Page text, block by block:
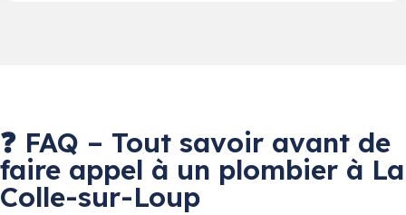
❓ FAQ – Tout savoir avant de
faire appel à un plombier à La
Colle-sur-Loup